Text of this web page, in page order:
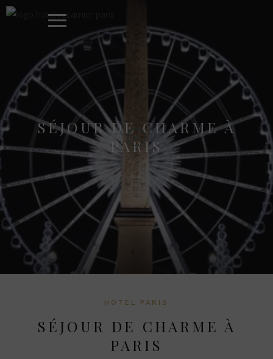
SÉJOUR DE CHARME À
PARIS
HOTEL PARIS
SÉJOUR DE CHARME À
PARIS